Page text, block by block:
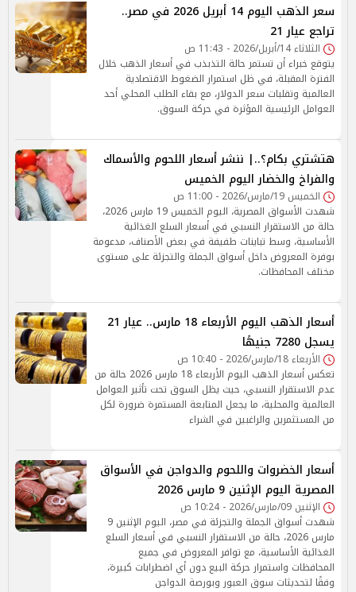
سعر الذهب اليوم 14 أبريل 2026 في مصر..
تراجع عيار 21
الثلاثاء 14/أبريل/2026 - 11:43 ص
يتوقع خبراء أن تستمر حالة التذبذب في أسعار الذهب خلال
الفترة المقبلة، في ظل استمرار الضغوط الاقتصادية
العالمية وتقلبات سعر الدولار، مع بقاء الطلب المحلي أحد
العوامل الرئيسية المؤثرة في حركة السوق.
هتشتري بكام؟..| ننشر أسعار اللحوم والأسماك
والفراخ والخضار اليوم الخميس
الخميس 19/مارس/2026 - 11:00 ص
شهدت الأسواق المصرية، اليوم الخميس 19 مارس 2026،
حالة من الاستقرار النسبي في أسعار السلع الغذائية
الأساسية، وسط تباينات طفيفة في بعض الأصناف، مدعومة
بوفرة المعروض داخل أسواق الجملة والتجزئة على مستوى
مختلف المحافظات.
أسعار الذهب اليوم الأربعاء 18 مارس.. عيار 21
يسجل 7280 جنيهًا
الأربعاء 18/مارس/2026 - 10:40 ص
تعكس أسعار الذهب اليوم الأربعاء 18 مارس 2026 حالة من
عدم الاستقرار النسبي، حيث يظل السوق تحت تأثير العوامل
العالمية والمحلية، ما يجعل المتابعة المستمرة ضرورة لكل
من المستثمرين والراغبين في الشراء
أسعار الخضروات واللحوم والدواجن في الأسواق
المصرية اليوم الإثنين 9 مارس 2026
الإثنين 09/مارس/2026 - 10:24 ص
شهدت أسواق الجملة والتجزئة في مصر، اليوم الإثنين 9
مارس 2026، حالة من الاستقرار النسبي في أسعار السلع
الغذائية الأساسية، مع توافر المعروض في جميع
المحافظات واستمرار حركة البيع دون أي اضطرابات كبيرة،
وفقًا لتحديثات سوق العبور وبورصة الدواجن